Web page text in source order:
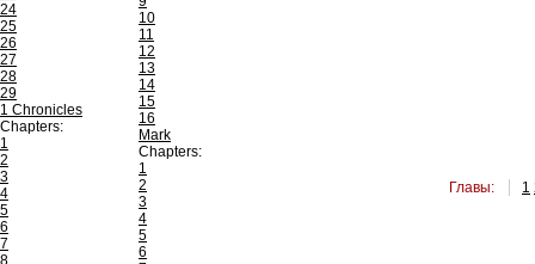
24
25
26
27
28
29
1 Chronicles
Chapters:
1
2
3
4
5
6
7
8
10
11
12
13
14
15
16
Mark
Chapters:
1
2
3
4
5
6
Главы: 1